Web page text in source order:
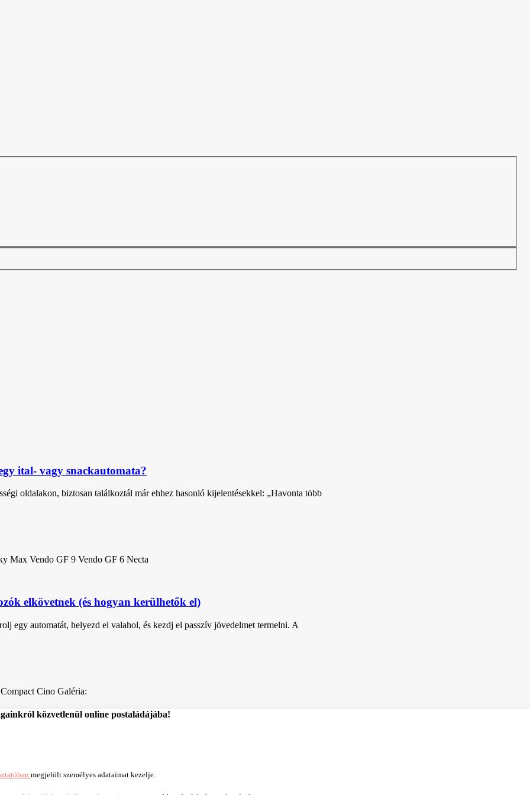
ital- vagy snackautomata?
oldalakon, biztosan találkoztál már ehhez hasonló kijelentésekkel: „Havonta több
Max Vendo GF 9 Vendo GF 6 Necta
elkövetnek (és hogyan kerülhetők el)
egy automatát, helyezd el valahol, és kezdj el passzív jövedelmet termelni. A
Cino Galéria:
közvetlenül online postaládájába!
megjelölt személyes adataimat kezelje.